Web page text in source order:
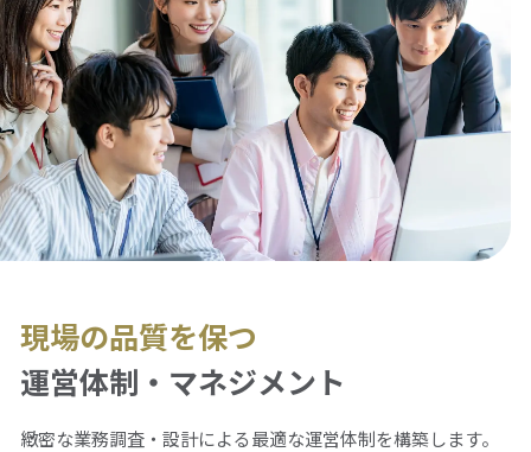
現場の品質を保つ
運営体制・マネジメント
緻密な業務調査・設計による最適な運営体制を構築します。